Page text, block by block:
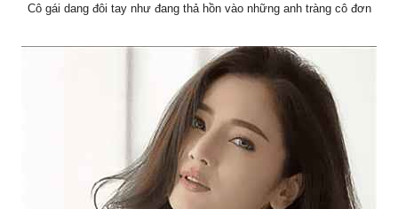
Cô gái dang đôi tay như đang thả hồn vào những anh tràng cô đơn